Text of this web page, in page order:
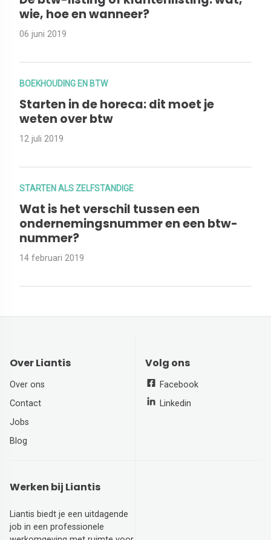
wie, hoe en wanneer?
06 juni 2019
BOEKHOUDING EN BTW
Starten in de horeca: dit moet je
weten over btw
12 juli 2019
STARTEN ALS ZELFSTANDIGE
Wat is het verschil tussen een
ondernemingsnummer en een btw-
nummer?
14 februari 2019
Over Liantis
Over ons
Contact
Jobs
Blog
Volg ons
Facebook
Linkedin
Werken bij Liantis
Liantis biedt je een uitdagende
job in een professionele